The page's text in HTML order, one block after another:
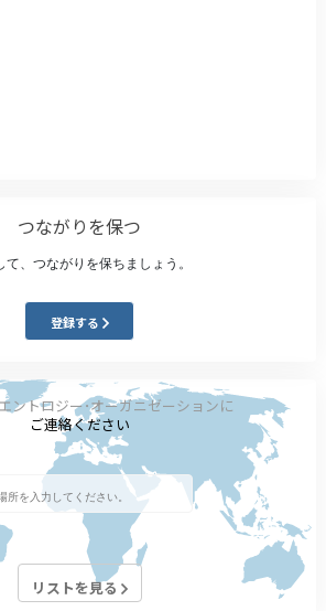
つながりを保つ
て、つながりを保ちましょう。
登録する
ントロジー･オーガニゼーションに
ご連絡ください
リストを見る